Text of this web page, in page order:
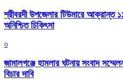
শ্রীবরদী উপজেলার টিউমারে আক্রান্ত
অনিশ্চিত চিকিৎসা
৩
জামালগঞ্জে হামলার ঘটনায় সংবাদ
বিচার দাবি